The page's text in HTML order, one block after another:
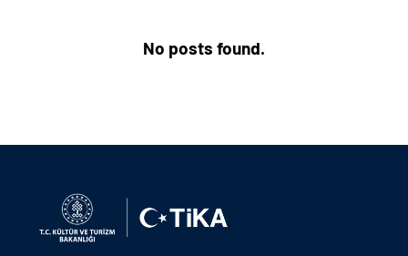
No posts found.